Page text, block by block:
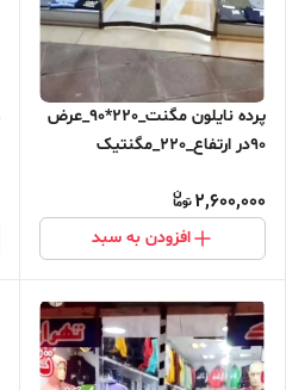
پرده نایلون مگنت_220*90_عرض
90در ارتفاع_220_مگنتیک
2,600,000
افزودن به سبد